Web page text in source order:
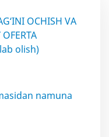
OCHISH VA
olish)
namuna